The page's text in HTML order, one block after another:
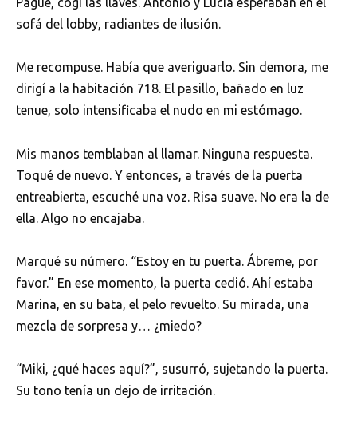
sofá del lobby, radiantes de ilusión.
Me recompuse. Había que averiguarlo. Sin demora, me
dirigí a la habitación 718. El pasillo, bañado en luz
tenue, solo intensificaba el nudo en mi estómago.
Mis manos temblaban al llamar. Ninguna respuesta.
Toqué de nuevo. Y entonces, a través de la puerta
entreabierta, escuché una voz. Risa suave. No era la de
ella. Algo no encajaba.
Marqué su número. “Estoy en tu puerta. Ábreme, por
favor.” En ese momento, la puerta cedió. Ahí estaba
Marina, en su bata, el pelo revuelto. Su mirada, una
mezcla de sorpresa y… ¿miedo?
“Miki, ¿qué haces aquí?”, susurró, sujetando la puerta.
Su tono tenía un dejo de irritación.